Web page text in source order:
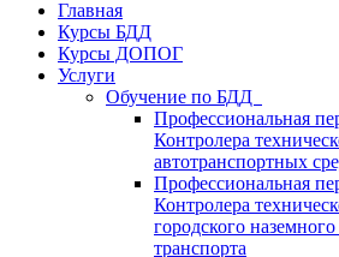
Главная
Курсы БДД
Курсы ДОПОГ
Услуги
Обучение по БДД
Профессиональная
Контролера
автотранспортных
Профессиональная
Контролера
городского
транспорта